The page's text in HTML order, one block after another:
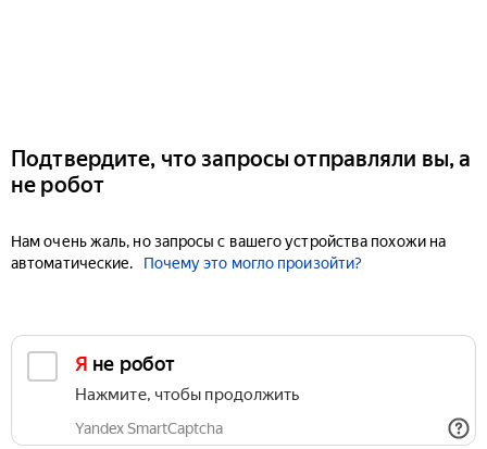
Подтвердите, что запросы отправляли вы, а
не робот
Нам очень жаль, но запросы с вашего устройства похожи на
автоматические.
Почему это могло произойти?
Я не робот
Нажмите, чтобы продолжить
Yandex SmartCaptcha